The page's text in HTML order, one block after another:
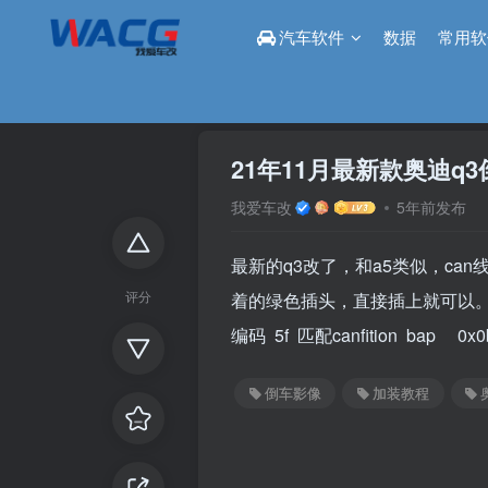
汽车软件 数据 常用
评分
21年11月最新款奥迪
我爱车改 5年前发布
最新的q3改了，和a5类似，can
着的绿色插头，直接插上就可以
编码 5f 匹配canfition bap
倒车影像 加装教程